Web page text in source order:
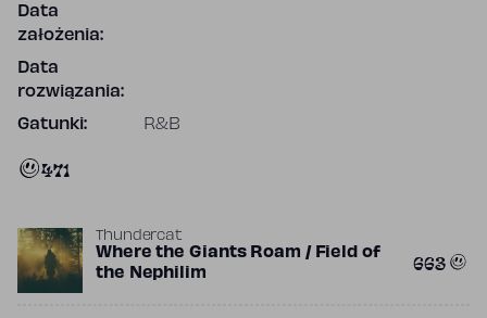
Data
założenia:
Data
rozwiązania:
Gatunki: R&B
471
Thundercat
Where the Giants Roam / Field of
the Nephilim
663